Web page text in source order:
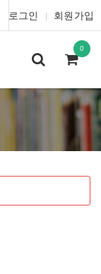
로그인 회원가입
0